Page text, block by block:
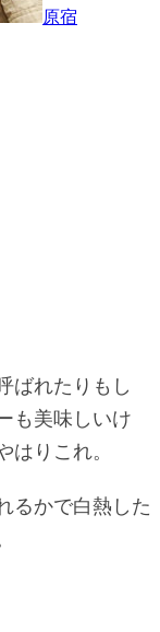
原宿
ばれたりもし
も美味しいけ
はりこれ。
るかで白熱した